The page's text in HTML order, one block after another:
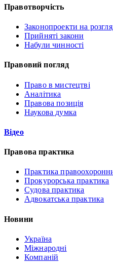
Правотворчість
Законопроекти на
Прийняті закони
Набули чинності
Правовий погляд
Право в мистецтві
Аналітика
Правова позиція
Наукова думка
Відео
Правова практика
Практика
Прокурорська практика
Судова практика
Адвокатська практика
Новини
Україна
Міжнародні
Компаній